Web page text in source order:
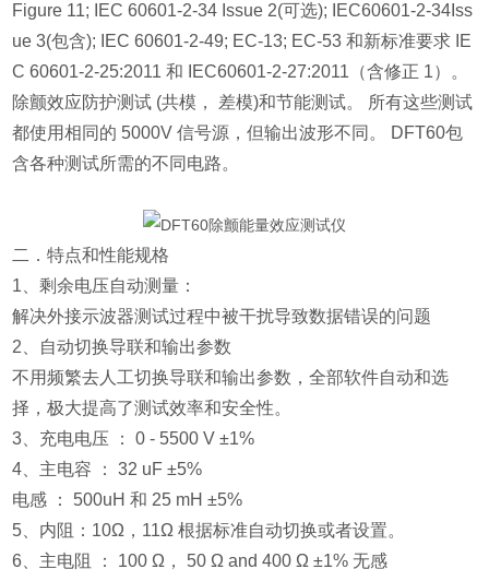
Figure 11; IEC 60601-2-34 Issue 2(可选); IEC60601-2-34Iss
ue 3(包含); IEC 60601-2-49; EC-13; EC-53 和新标准要求 IE
C 60601-2-25:2011 和 IEC60601-2-27:2011（含修正 1）。
除颤效应防护测试 (共模， 差模)和节能测试。 所有这些测试
都使用相同的 5000V 信号源，但输出波形不同。 DFT60包
含各种测试所需的不同电路。
二．特点和性能规格
1、剩余电压自动测量：
解决外接示波器测试过程中被干扰导致数据错误的问题
2、自动切换导联和输出参数
不用频繁去人工切换导联和输出参数，全部软件自动和选
择，极大提高了测试效率和安全性。
3、充电电压 ： 0 - 5500 V ±1%
4、主电容 ： 32 uF ±5%
电感 ： 500uH 和 25 mH ±5%
5、内阻：10Ω，11Ω 根据标准自动切换或者设置。
6、主电阻 ： 100 Ω， 50 Ω and 400 Ω ±1% 无感